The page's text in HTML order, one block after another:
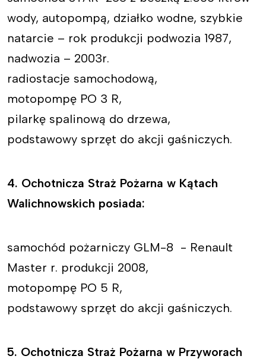
wody, autopompą, działko wodne, szybkie
natarcie – rok produkcji podwozia 1987,
nadwozia – 2003r.
radiostacje samochodową,
motopompę PO 3 R,
pilarkę spalinową do drzewa,
podstawowy sprzęt do akcji gaśniczych.
4. Ochotnicza Straż Pożarna w Kątach
Walichnowskich posiada:
samochód pożarniczy GLM-8 - Renault
Master r. produkcji 2008,
motopompę PO 5 R,
podstawowy sprzęt do akcji gaśniczych.
5. Ochotnicza Straż Pożarna w Przyworach